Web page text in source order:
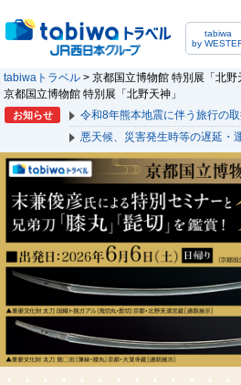
tabiwa
by
tabiwaトラベル > 京都国立博物館 特別展「北
京都国立博物館 特別展「北野天神」
お知らせ
令和8年熊本地震に伴う旅行の
悪天候、災害発生時等の遅延・